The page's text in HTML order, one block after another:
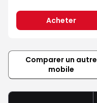
Acheter
Comparer un autre
mobile